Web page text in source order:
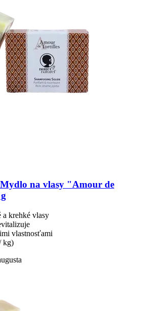
Mydlo na vlasy "Amour de
a krehké vlasy
vlastnosťami
kg)